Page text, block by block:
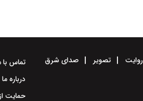
روایت تصویر صدای شرق
تماس با
درباره ما
حمایت